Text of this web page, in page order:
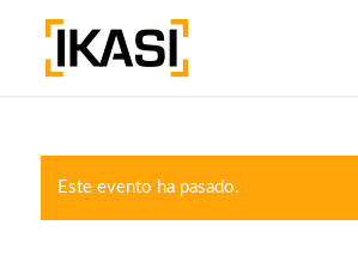
Este evento ha pasado.